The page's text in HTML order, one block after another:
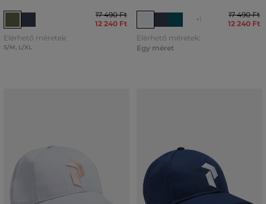
17 490 Ft
12 240 Ft
Elérhető méretek:
S/M L/XL
+1
17 490 Ft
12 240 Ft
Elérhető méretek:
Egy méret